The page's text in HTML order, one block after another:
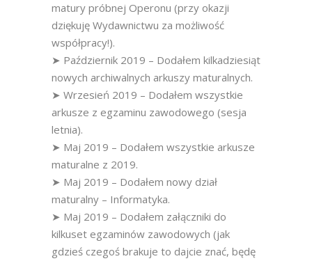
matury próbnej Operonu (przy okazji
dziękuję Wydawnictwu za możliwość
współpracy!).
➤ Październik 2019 – Dodałem kilkadziesiąt
nowych archiwalnych arkuszy maturalnych.
➤ Wrzesień 2019 – Dodałem wszystkie
arkusze z egzaminu zawodowego (sesja
letnia).
➤ Maj 2019 – Dodałem wszystkie arkusze
maturalne z 2019.
➤ Maj 2019 – Dodałem nowy dział
maturalny – Informatyka.
➤ Maj 2019 – Dodałem załączniki do
kilkuset egzaminów zawodowych (jak
gdzieś czegoś brakuje to dajcie znać, będę